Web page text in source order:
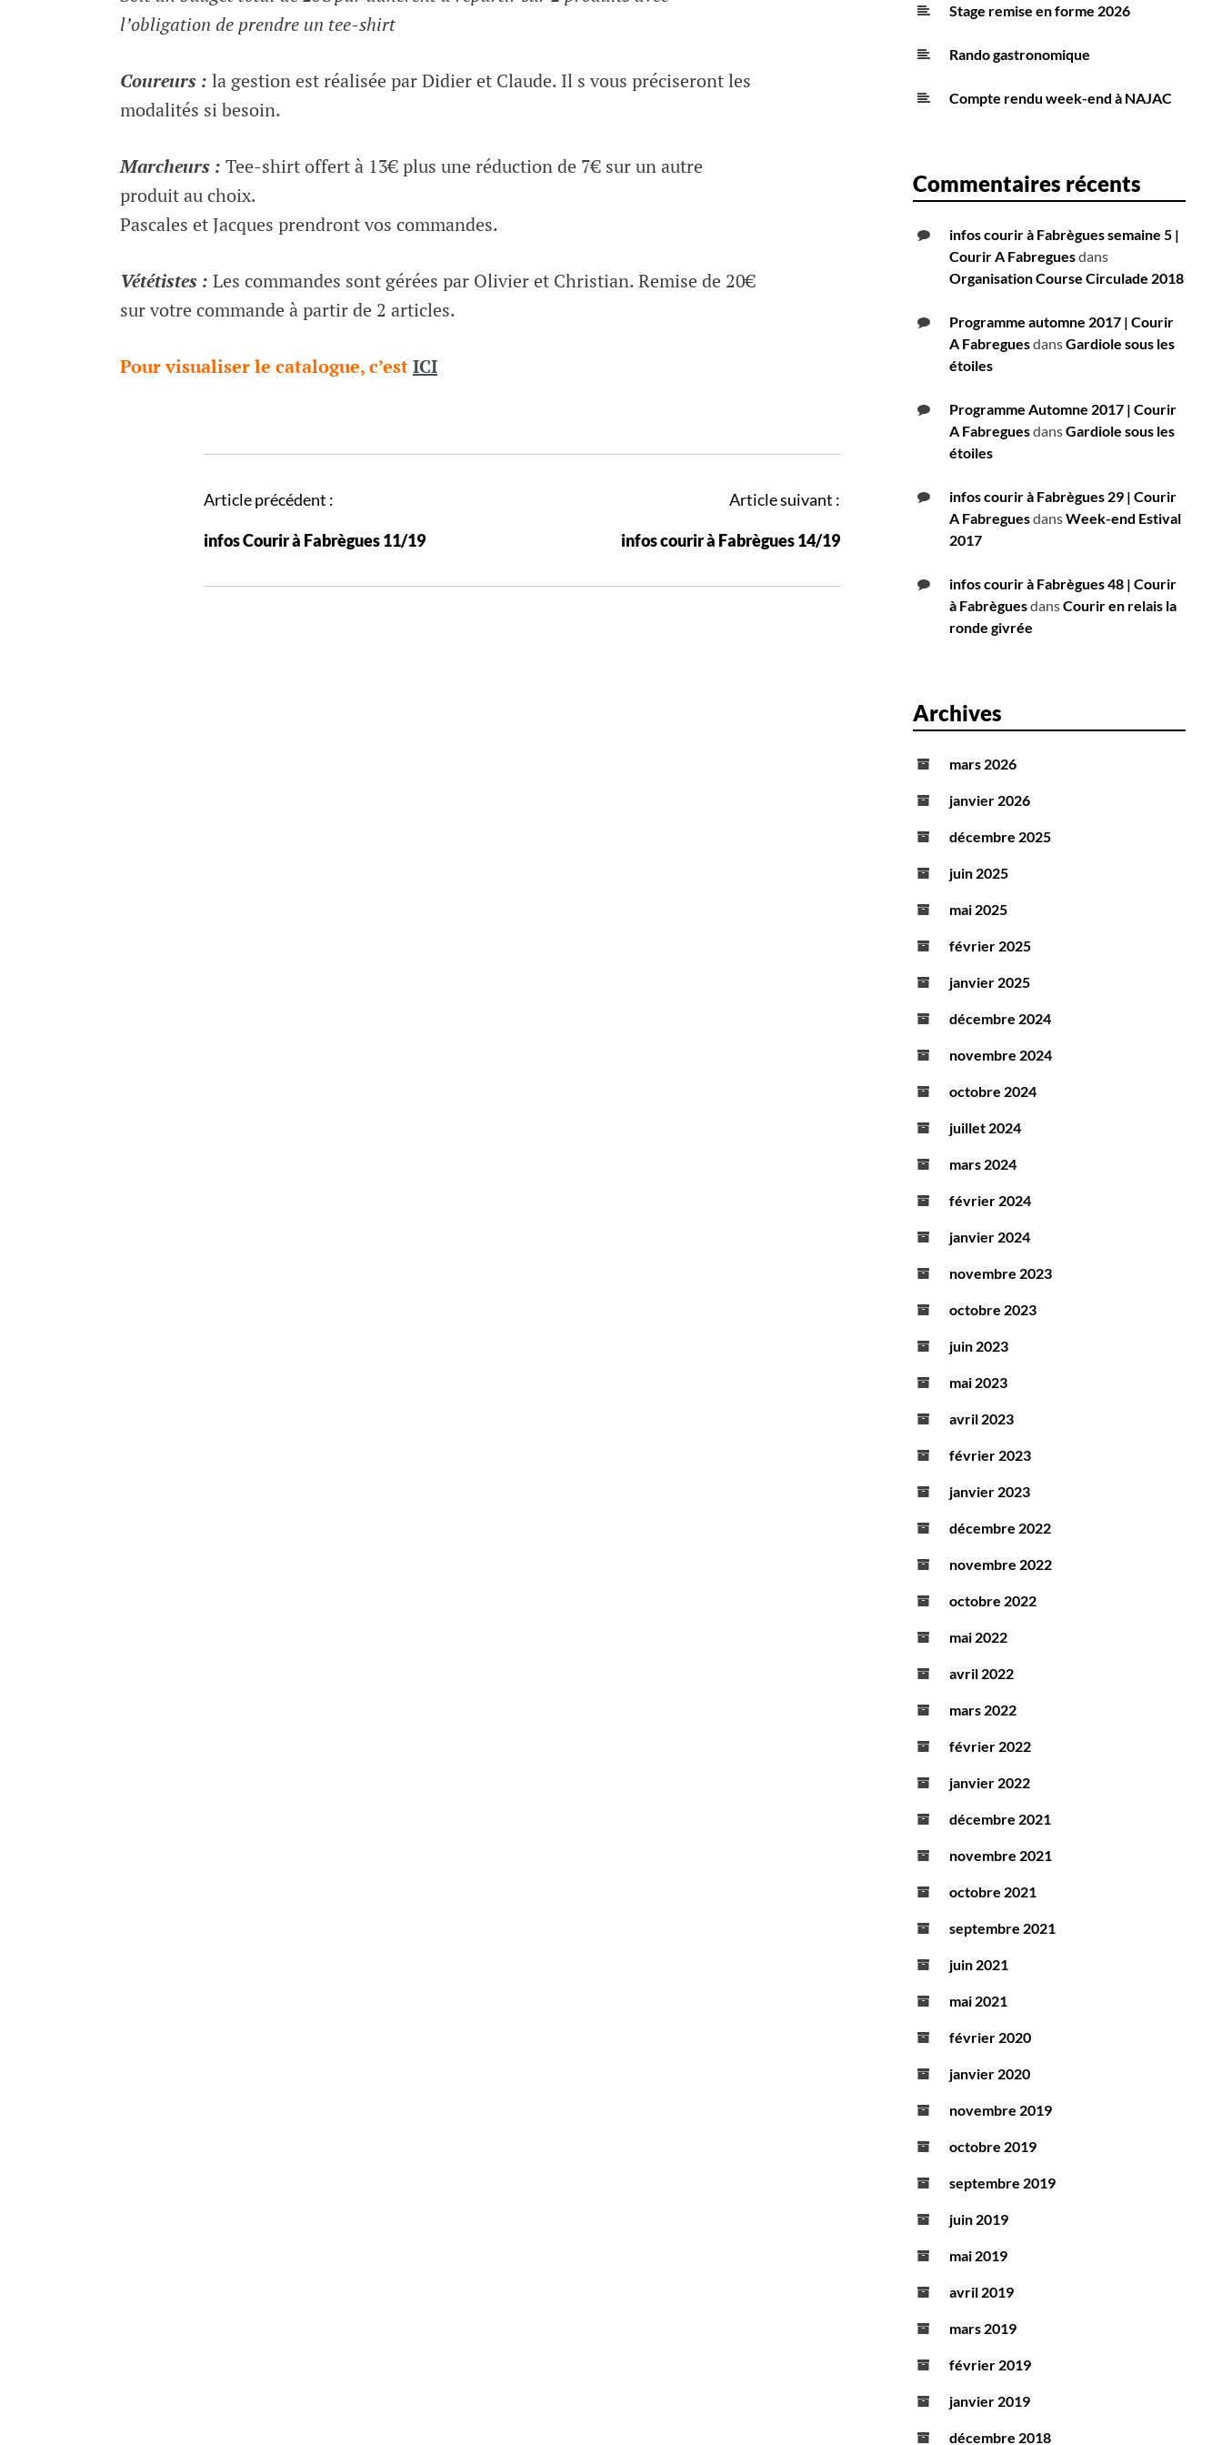
l’obligation de prendre un tee-shirt
Coureurs : la gestion est réalisée par Didier et Claude. Il s vous préciseront les
modalités si besoin.
Marcheurs : Tee-shirt offert à 13€ plus une réduction de 7€ sur un autre
produit au choix.
Pascales et Jacques prendront vos commandes.
Vététistes : Les commandes sont gérées par Olivier et Christian. Remise de 20€
sur votre commande à partir de 2 articles.
Pour visualiser le catalogue, c’estICI
N
v
Article précédent :
infos Courir à Fabrègues 11/19
Article suivant :
infos courir à Fabrègues 14/19
Stage remise en forme 2026
Rando gastronomique
Compte rendu week-end à NAJAC
Commentaires récents
infos courir à Fabrègues semaine 5 |
Courir A Fabreguesdans
Organisation Course Circulade 2018
Programme automne 2017 | Courir
A FabreguesdansGardiole sous les
étoiles
Programme Automne 2017 | Courir
A FabreguesdansGardiole sous les
étoiles
infos courir à Fabrègues 29 | Courir
A FabreguesdansWeek-end Estival
2017
infos courir à Fabrègues 48 | Courir
à FabrèguesdansCourir en relais la
ronde givrée
Archives
mars 2026
janvier 2026
décembre 2025
juin 2025
mai 2025
février 2025
janvier 2025
décembre 2024
novembre 2024
octobre 2024
juillet 2024
mars 2024
février 2024
janvier 2024
novembre 2023
octobre 2023
juin 2023
mai 2023
avril 2023
février 2023
janvier 2023
décembre 2022
novembre 2022
octobre 2022
mai 2022
avril 2022
mars 2022
février 2022
janvier 2022
décembre 2021
novembre 2021
octobre 2021
septembre 2021
juin 2021
mai 2021
février 2020
janvier 2020
novembre 2019
octobre 2019
septembre 2019
juin 2019
mai 2019
avril 2019
mars 2019
février 2019
janvier 2019
décembre 2018